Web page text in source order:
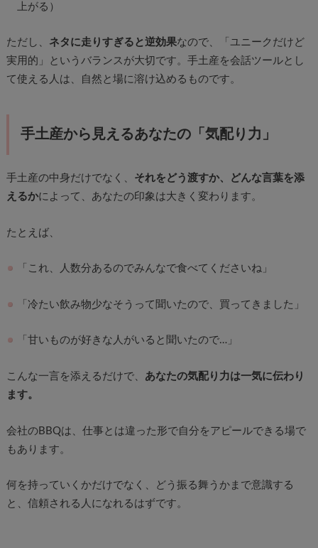
上がる）
ただし、 ネタに走りすぎると逆効果なので、「ユニークだけど
実用的」というバランスが大切です。手土産を会話ツールとし
て使える人は、自然と場に溶け込めるものです。
手土産から見えるあなたの「気配り力」
手土産の中身だけでなく、 それをどう渡すか、どんな言葉を添
えるかによって、あなたの印象は大きく変わります。
たとえば、
「これ、人数分あるのでみんなで食べてくださいね」
「冷たい飲み物少なそうって聞いたので、買ってきました」
「甘いものが好きな人がいると聞いたので…」
こんな一言を添えるだけで、 あなたの気配り力は一気に伝わり
ます。
会社のBBQは、仕事とは違った形で自分をアピールできる場で
もあります。
何を持っていくかだけでなく、どう振る舞うかまで意識する
と、信頼される人になれるはずです。